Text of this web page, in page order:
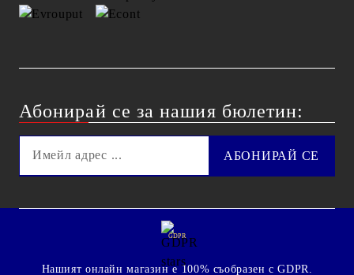
Абонирай се за нашия бюлетин:
GDPR
Нашият онлайн магазин е 100% съобразен с GDPR.